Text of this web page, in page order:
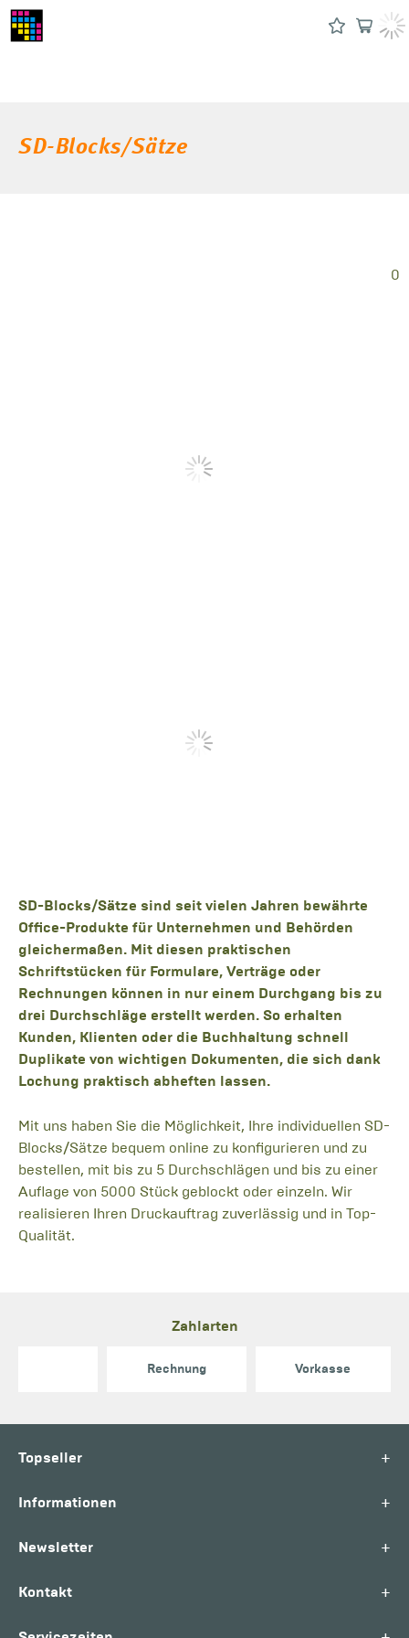
SD-Blocks/Sätze
0
SD-Blocks/Sätze sind seit vielen Jahren bewährte
Office-Produkte für Unternehmen und Behörden
gleichermaßen. Mit diesen praktischen
Schriftstücken für Formulare, Verträge oder
Rechnungen können in nur einem Durchgang bis zu
drei Durchschläge erstellt werden. So erhalten
Kunden, Klienten oder die Buchhaltung schnell
Duplikate von wichtigen Dokumenten, die sich dank
Lochung praktisch abheften lassen.
Mit uns haben Sie die Möglichkeit, Ihre individuellen SD-
Blocks/Sätze bequem online zu konfigurieren und zu
bestellen, mit bis zu 5 Durchschlägen und bis zu einer
Auflage von 5000 Stück geblockt oder einzeln. Wir
realisieren Ihren Druckauftrag zuverlässig und in Top-
Qualität.
Zahlarten
Rechnung Vorkasse
Topseller +
Informationen +
Newsletter +
Kontakt +